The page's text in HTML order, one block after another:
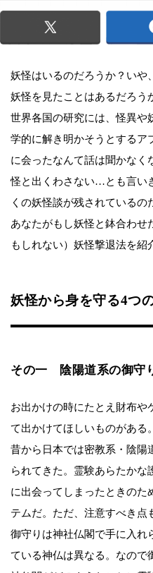
妖怪はいるのだろうか？いや
妖怪を見たことはあるだろう
世界各国の研究には、怪異や
学的に解き明かそうとするア
に会ったなんて話は聞かなく
怪と出くわさない…とも言い
くの妖怪談が残されているの
あなたがもし妖怪と鉢合わせ
もしれない）妖怪撃退法を紹
妖怪から身を守る4つ
その一 陰陽道系の御守
お出かけの時にたとえ財布や
て出かけてほしいものがある
昔から日本では密教系・陰陽
られてきた。霊験あらたかな
に出会ってしまったときのた
テムだ。ただ、注意すべき点
御守りは神社仏閣で手に入れ
ている神仏は異なる。なので